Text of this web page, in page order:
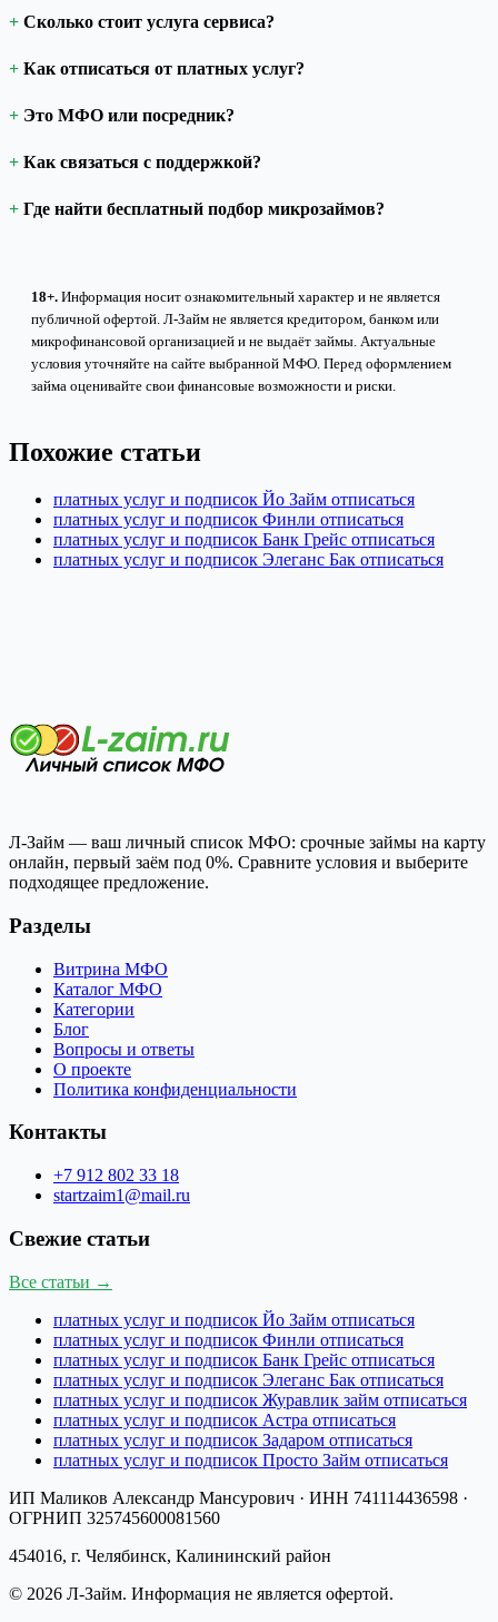
Сколько стоит услуга сервиса?
Как отписаться от платных услуг?
Это МФО или посредник?
Как связаться с поддержкой?
Где найти бесплатный подбор микрозаймов?
18+. Информация носит ознакомительный характер и не является
публичной офертой. Л-Займ не является кредитором, банком или
микрофинансовой организацией и не выдаёт займы. Актуальные
условия уточняйте на сайте выбранной МФО. Перед оформлением
займа оценивайте свои финансовые возможности и риски.
Похожие статьи
платных услуг и подписок Йо Займ отписаться
платных услуг и подписок Финли отписаться
платных услуг и подписок Банк Грейс отписаться
платных услуг и подписок Элеганс Бак отписаться
Л-Займ — ваш личный список МФО: срочные займы на карту
онлайн, первый заём под 0%. Сравните условия и выберите
подходящее предложение.
Разделы
Витрина МФО
Каталог МФО
Категории
Блог
Вопросы и ответы
О проекте
Политика конфиденциальности
Контакты
+7 912 802 33 18
startzaim1@mail.ru
Свежие статьи
Все статьи →
платных услуг и подписок Йо Займ отписаться
платных услуг и подписок Финли отписаться
платных услуг и подписок Банк Грейс отписаться
платных услуг и подписок Элеганс Бак отписаться
платных услуг и подписок Журавлик займ отписаться
платных услуг и подписок Астра отписаться
платных услуг и подписок Задаром отписаться
платных услуг и подписок Просто Займ отписаться
ИП Маликов Александр Мансурович · ИНН 741114436598 ·
ОГРНИП 325745600081560
454016, г. Челябинск, Калининский район
© 2026 Л-Займ. Информация не является офертой.